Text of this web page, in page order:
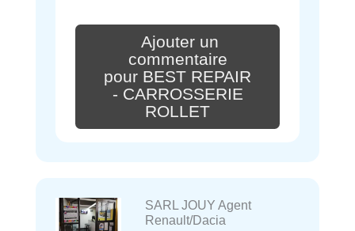
Ajouter un
commentaire
pour BEST REPAIR
- CARROSSERIE
ROLLET
SARL JOUY Agent
Renault/Dacia